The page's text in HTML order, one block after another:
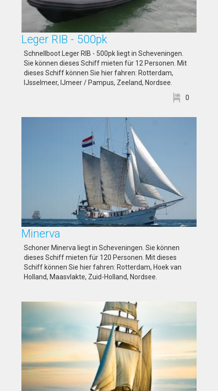
Leger RIB - 500pk
Schnellboot Leger RIB - 500pk liegt in Scheveningen.
Sie können dieses Schiff mieten für 12 Personen. Mit
dieses Schiff können Sie hier fahren: Rotterdam,
IJsselmeer, IJmeer / Pampus, Zeeland, Nordsee.
0
Minerva
Schoner Minerva liegt in Scheveningen. Sie können
dieses Schiff mieten für 120 Personen. Mit dieses
Schiff können Sie hier fahren: Rotterdam, Hoek van
Holland, Maasvlakte, Zuid-Holland, Nordsee.